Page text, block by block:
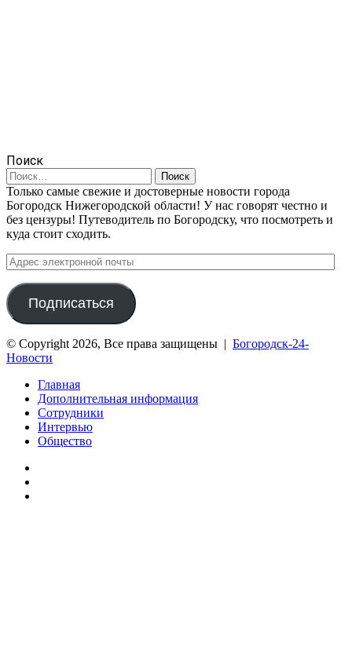
Поиск
Найти:
Только самые свежие и достоверные новости города
Богородск Нижегородской области! У нас говорят честно и
без цензуры! Путеводитель по Богородску, что посмотреть и
куда стоит сходить.
Адрес
электронной
почты
Подписаться
© Copyright 2026, Все права защищены | Богородск-24-
Новости
Главная
Дополнительная информация
Сотрудники
Интервью
Общество